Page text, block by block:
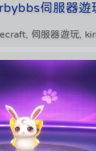
伺服器遊
伺服器遊玩,